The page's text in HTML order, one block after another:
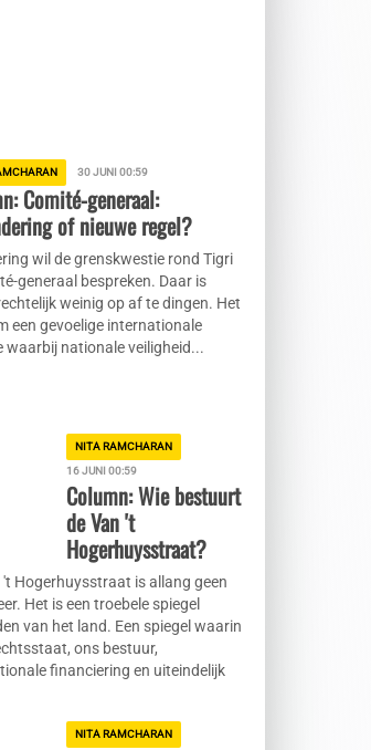
30 JUNI 00:59
Comité-generaal:
of nieuwe regel?
wil de grenskwestie rond Tigri
generaal bespreken. Daar is
weinig op af te dingen. Het
een gevoelige internationale
waarbij nationale veiligheid...
NITA RAMCHARAN
16 JUNI 00:59
Column: Wie bestuurt
de Van 't
Hogerhuysstraat?
't Hogerhuysstraat is allang geen
Het is een troebele spiegel
van het land. Een spiegel waarin
ons bestuur,
financiering en uiteindelijk
NITA RAMCHARAN